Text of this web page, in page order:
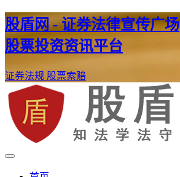
股盾网 - 证券法律宣传广场
股票投资资讯平台
证券法规 股票索赔
股盾网
证券股票维权网